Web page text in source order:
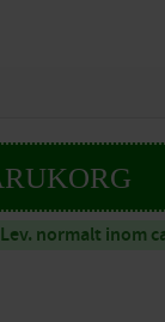
Lev. normalt inom